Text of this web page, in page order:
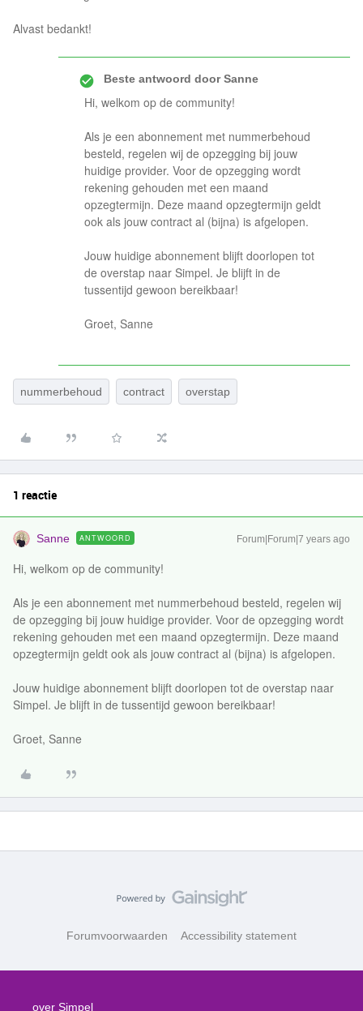
Alvast bedankt!
Beste antwoord doorSanne
Hi, welkom op de community!
Als je een abonnement met nummerbehoud
besteld, regelen wij de opzegging bij jouw
huidige provider. Voor de opzegging wordt
rekening gehouden met een maand
opzegtermijn. Deze maand opzegtermijn geldt
ook als jouw contract al (bijna) is afgelopen.
Jouw huidige abonnement blijft doorlopen tot
de overstap naar Simpel. Je blijft in de
tussentijd gewoon bereikbaar!
Groet, Sanne
nummerbehoud contract overstap
1 reactie
Sanne ANTWOORD Forum|Forum|7 years ago
Hi, welkom op de community!
Als je een abonnement met nummerbehoud besteld, regelen wij
de opzegging bij jouw huidige provider. Voor de opzegging wordt
rekening gehouden met een maand opzegtermijn. Deze maand
opzegtermijn geldt ook als jouw contract al (bijna) is afgelopen.
Jouw huidige abonnement blijft doorlopen tot de overstap naar
Simpel. Je blijft in de tussentijd gewoon bereikbaar!
Groet, Sanne
Forumvoorwaarden Accessibility statement
over Simpel